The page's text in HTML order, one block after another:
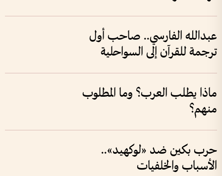
عبدالله الفارسي.. صاحب أول
ترجمة للقرآن إلى السواحلية
ماذا يطلب العرب؟ وما المطلوب
منهم؟
حرب بكين ضد «لوكهيد»..
الأسباب والخلفيات